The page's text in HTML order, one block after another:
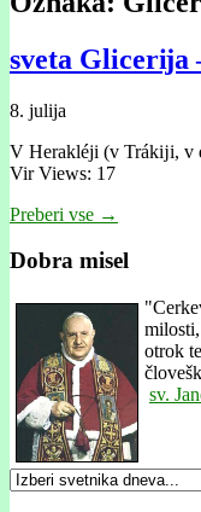
sveta Glicerĳa
8. julija
V Herakléji (v Trákĳi, v
Vir Views: 17
Preberi vse →
Dobra misel
"
otrok
sv.